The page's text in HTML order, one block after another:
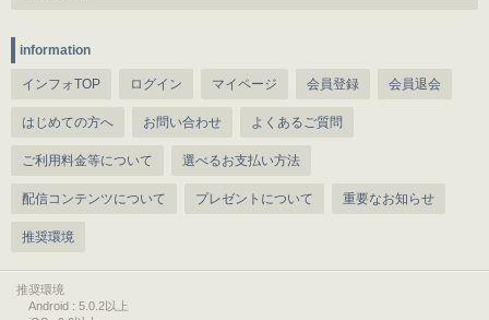
information
インフォTOP ログイン マイページ 会員登録 会員退会
はじめての方へ お問い合わせ よくあるご質問
ご利用料金等について 選べるお支払い方法
配信コンテンツについて プレゼントについて 重要なお知らせ
推奨環境
推奨環境
Android : 5.0.2以上